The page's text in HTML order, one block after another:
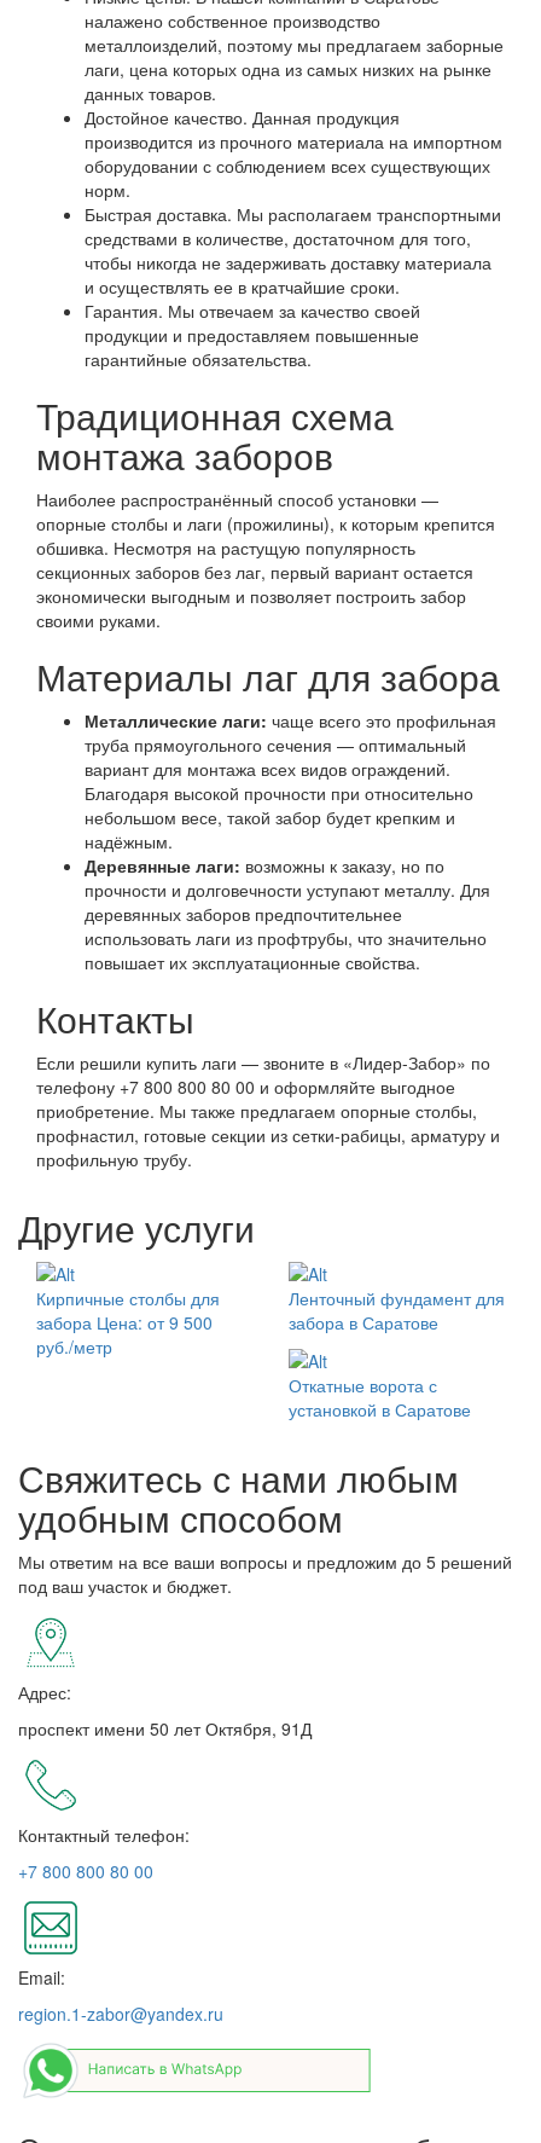
налажено собственное производство
металлоизделий, поэтому мы предлагаем заборные
лаги, цена которых одна из самых низких на рынке
данных товаров.
Достойное качество. Данная продукция
производится из прочного материала на импортном
оборудовании с соблюдением всех существующих
норм.
Быстрая доставка. Мы располагаем транспортными
средствами в количестве, достаточном для того,
чтобы никогда не задерживать доставку материала
и осуществлять ее в кратчайшие сроки.
Гарантия. Мы отвечаем за качество своей
продукции и предоставляем повышенные
гарантийные обязательства.
Традиционная схема
монтажа заборов
Наиболее распространённый способ установки —
опорные столбы и лаги (прожилины), к которым крепится
обшивка. Несмотря на растущую популярность
секционных заборов без лаг, первый вариант остается
экономически выгодным и позволяет построить забор
своими руками.
Материалы лаг для забора
Металлические лаги: чаще всего это профильная
труба прямоугольного сечения — оптимальный
вариант для монтажа всех видов ограждений.
Благодаря высокой прочности при относительно
небольшом весе, такой забор будет крепким и
надёжным.
Деревянные лаги: возможны к заказу, но по
прочности и долговечности уступают металлу. Для
деревянных заборов предпочтительнее
использовать лаги из профтрубы, что значительно
повышает их эксплуатационные свойства.
Контакты
Если решили купить лаги — звоните в «Лидер-Забор» по
телефону +7 800 800 80 00 и оформляйте выгодное
приобретение. Мы также предлагаем опорные столбы,
профнастил, готовые секции из сетки-рабицы, арматуру и
профильную трубу.
Другие услуги
Кирпичные столбы для
забора Цена: от 9 500
руб./метр
Ленточный фундамент для
забора в Саратове
Откатные ворота с
установкой в Саратове
Свяжитесь с нами любым
удобным способом
Мы ответим на все ваши вопросы и предложим до 5 решений
под ваш участок и бюджет.
Адрес:
проспект имени 50 лет Октября, 91Д
Контактный телефон:
+7 800 800 80 00
Email:
region.1-zabor@yandex.ru